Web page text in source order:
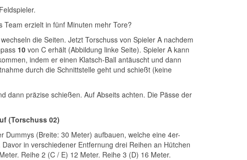
Team erzielt in fünf Minuten mehr Tore?
die Seiten. Jetzt Torschuss von Spieler A nachdem
10 von C erhält (Abbildung linke Seite). Spieler A kann
indem er einen Klatsch-Ball antäuscht und dann
durch die Schnittstelle geht und schießt (keine
dann präzise schießen. Auf Abseits achten. Die Pässe der
(Torschuss 02)
Dummys (Breite: 30 Meter) aufbauen, welche eine 4er-
in verschiedener Entfernung drei Reihen an Hütchen
Reihe 2 (C / E) 12 Meter. Reihe 3 (D) 16 Meter.